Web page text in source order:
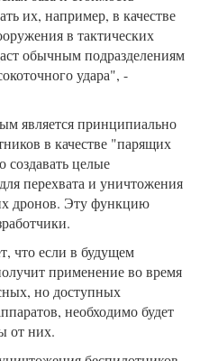
их, например, в качестве
в тактических
обычным подразделениям
удара", -
является принципиально
в качестве "парящих
целые
перехвата и уничтожения
дронов. Эту функцию
что если в будущем
применение во время
но доступных
необходимо будет
от них.